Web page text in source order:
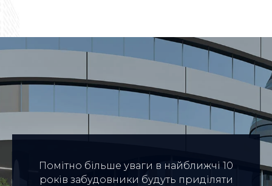
Помітно більше уваги в найближчі 10
років забудовники будуть приділяти